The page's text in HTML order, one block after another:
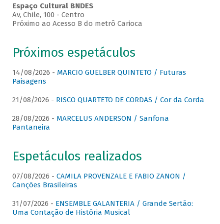
Espaço Cultural BNDES
Av, Chile, 100 - Centro
Próximo ao Acesso B do metrô Carioca
Próximos espetáculos
14/08/2026 - MARCIO GUELBER QUINTETO / Futuras
Paisagens
21/08/2026 - RISCO QUARTETO DE CORDAS / Cor da Corda
28/08/2026 - MARCELUS ANDERSON / Sanfona
Pantaneira
Espetáculos realizados
07/08/2026 - CAMILA PROVENZALE E FABIO ZANON /
Canções Brasileiras
31/07/2026 - ENSEMBLE GALANTERIA / Grande Sertão:
Uma Contação de História Musical